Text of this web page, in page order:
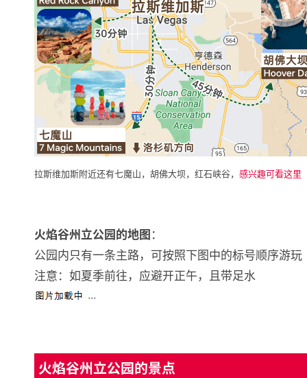
拉斯维加斯附近还有七魔山，胡佛大坝，红石峡谷， 感兴趣可看这里
火焰谷州立公园的地图：
公园内只有一条主路，可按照下图中的标号顺序游玩
注意：如夏季前往，应避开正午，且带足水
火焰谷州立公园的景点